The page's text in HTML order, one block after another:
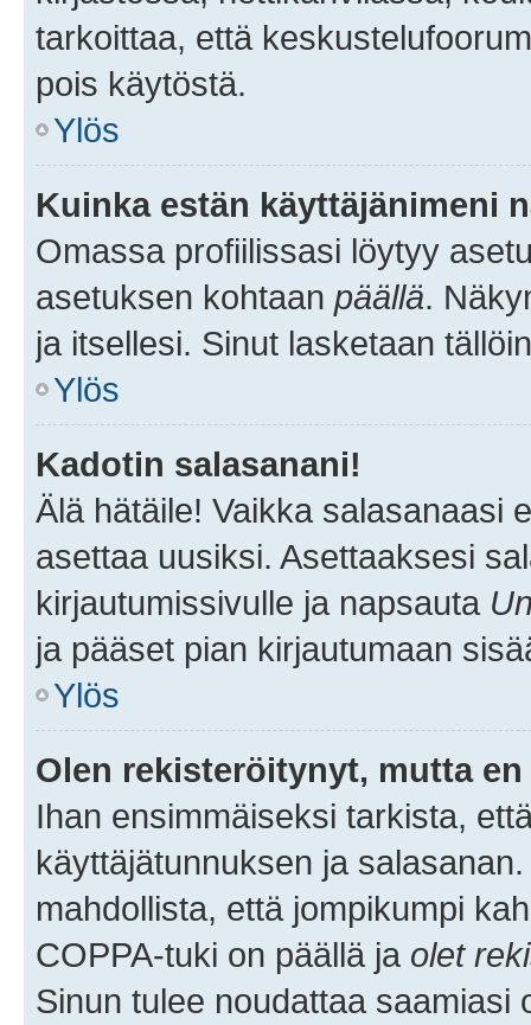
tarkoittaa, että
pois käytöstä.
Ylös
Kuinka estän käyttäjänimeni
Omassa profiilissasi löytyy
asetuksen kohtaan päällä.
ja itsellesi. Sinut lasketaan
Ylös
Kadotin salasanani!
Älä hätäile! Vaikka salasanaasi
asettaa uusiksi. Asettaaksesi
kirjautumissivulle ja napsauta
ja pääset pian kirjautumaan
Ylös
Olen rekisteröitynyt, mutta
Ihan ensimmäiseksi tarkista,
käyttäjätunnuksen ja
mahdollista, että jompikumpi
COPPA-tuki on päällä ja olet
Sinun tulee noudattaa saamiasi